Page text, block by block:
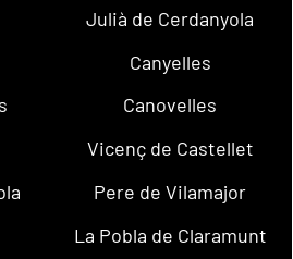
Julià de Cerdanyola
Canyelles
Canovelles
Vicenç de Castellet
Pere de Vilamajor
La Pobla de Claramunt